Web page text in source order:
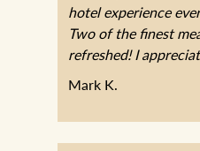
hotel experience
Two of the finest
refreshed! I
Mark K.